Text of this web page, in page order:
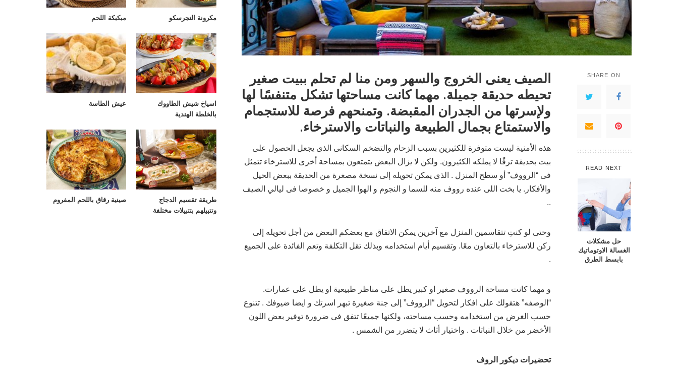
SHARE ON
READ NEXT
حل مشكلات
الغسالة الاوتوماتيك
بابسط الطرق
الصيف يعنى الخروج والسهر ومن منا لم تحلم ببيت صغير
تحيطه حديقة جميلة. مهما كانت مساحتها تشكل متنفسًا لها
ولإسرتها من الجدران المقبضة. وتمنحهم فرصة للاستجمام
والاستمتاع بجمال الطبيعة والنباتات والاسترخاء.
هذه الأمنية ليست متوفرة للكثيرين بسبب الزحام والتضخم السكانى الذى يجعل الحصول على
بيت بحديقة ترفًا لا يملكه الكثيرون. ولكن لا يزال البعض يتمتعون بمساحة أخرى للاسترخاء تتمثل
فى “الرووف” أو سطح المنزل . الذى يمكن تحويله إلى نسخة مصغرة من الحديقة ببعض الحيل
والأفكار. يا بخت اللى عنده رووف منه للسما و النجوم و الهوا الجميل و خصوصا فى ليالي الصيف
..
وحتى لو كنتِ تتقاسمين المنزل مع آخرين يمكن الاتفاق مع بعضكم البعض من أجل تحويله إلى
ركن للاسترخاء بالتعاون معًا. وتقسيم أيام استخدامه وبذلك تقل التكلفة وتعم الفائدة على الجميع
.
و مهما كانت مساحة الرووف صغير او كبير يطل على مناظر طبيعية او يطل على عمارات.
“الوصفه” هتقولك على افكار لتحويل “الرووف” إلى جنة صغيرة تبهر اسرتك و ايضا ضيوفك . تتنوع
حسب الغرض من استخدامه وحسب مساحته، ولكنها جميعًا تتفق فى ضرورة توفير بعض اللون
الأخضر من خلال النباتات . واختيار أثاث لا يتضرر من الشمس .
تحضيرات ديكور الروف
مكرونة النجرسكو مبكبكة اللحم
اسياخ شيش الطاووك
بالخلطة الهندية
عيش الطاسة
طريقة تقسيم الدجاج
وتتبيلهم بتتبيلات مختلفة
صينية رقاق باللحم المفروم